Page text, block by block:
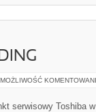
MOŻLIWOŚĆ
serwisowy Toshiba